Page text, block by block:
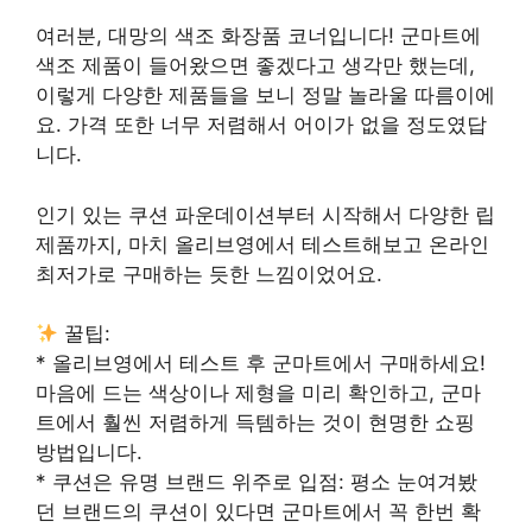
여러분, 대망의 색조 화장품 코너입니다! 군마트에
색조 제품이 들어왔으면 좋겠다고 생각만 했는데,
이렇게 다양한 제품들을 보니 정말 놀라울 따름이에
요. 가격 또한 너무 저렴해서 어이가 없을 정도였답
니다.
인기 있는 쿠션 파운데이션부터 시작해서 다양한 립
제품까지, 마치 올리브영에서 테스트해보고 온라인
최저가로 구매하는 듯한 느낌이었어요.
꿀팁:
* 올리브영에서 테스트 후 군마트에서 구매하세요!
마음에 드는 색상이나 제형을 미리 확인하고, 군마
트에서 훨씬 저렴하게 득템하는 것이 현명한 쇼핑
방법입니다.
* 쿠션은 유명 브랜드 위주로 입점: 평소 눈여겨봤
던 브랜드의 쿠션이 있다면 군마트에서 꼭 한번 확